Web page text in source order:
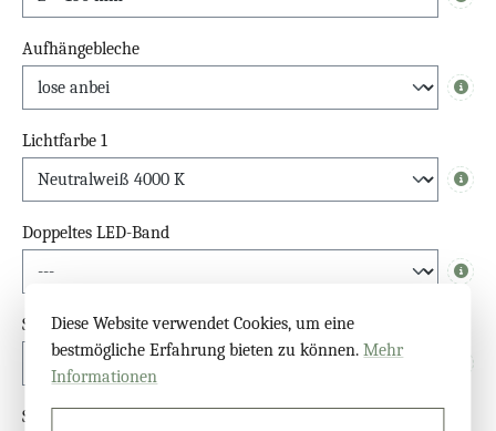
Info
Aufhängebleche
Info
Lichtfarbe 1
Info
Doppeltes LED-Band
Info
Schalter
Sensor
Diese Website verwendet Cookies, um eine
bestmögliche Erfahrung bieten zu können.Mehr
Informationen